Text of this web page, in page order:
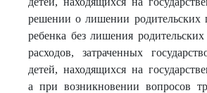
решении о лишении родительских
ребенка без лишения
расходов, затраченных
детей, находящихся на
а при возникновении вопросов